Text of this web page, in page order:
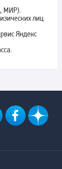
МИР).
лиц
Яндекс